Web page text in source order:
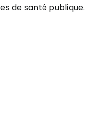
de santé publique.